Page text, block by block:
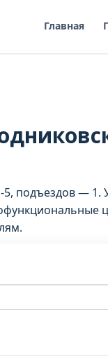
Главная
подъездов —